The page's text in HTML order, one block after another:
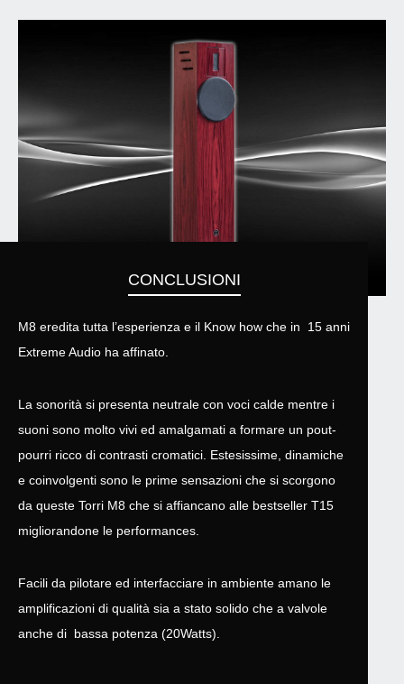
CONCLUSIONI
M8 eredita tutta l’esperienza e il Know how che in 15 anni
Extreme Audio ha affinato.
La sonorità si presenta neutrale con voci calde mentre i
suoni sono molto vivi ed amalgamati a formare un pout-
pourri ricco di contrasti cromatici. Estesissime, dinamiche
e coinvolgenti sono le prime sensazioni che si scorgono
da queste Torri M8 che si affiancano alle bestseller T15
migliorandone le performances.
Facili da pilotare ed interfacciare in ambiente amano le
amplificazioni di qualità sia a stato solido che a valvole
anche di bassa potenza (20Watts).